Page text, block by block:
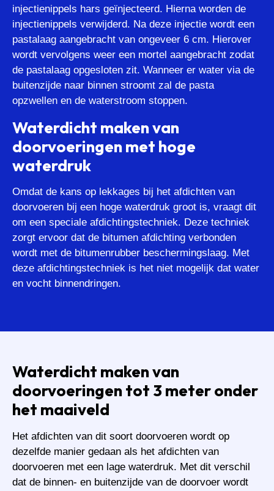
injectienippels hars geïnjecteerd. Hierna worden de
injectienippels verwijderd. Na deze injectie wordt een
pastalaag aangebracht van ongeveer 6 cm. Hierover
wordt vervolgens weer een mortel aangebracht zodat
de pastalaag opgesloten zit. Wanneer er water via de
buitenzijde naar binnen stroomt zal de pasta
opzwellen en de waterstroom stoppen.
Waterdicht maken van
doorvoeringen met hoge
waterdruk
Omdat de kans op lekkages bij het afdichten van
doorvoeren bij een hoge waterdruk groot is, vraagt dit
om een speciale afdichtingstechniek. Deze techniek
zorgt ervoor dat de bitumen afdichting verbonden
wordt met de bitumenrubber beschermingslaag. Met
deze afdichtingstechniek is het niet mogelijk dat water
en vocht binnendringen.
Waterdicht maken van
doorvoeringen tot 3 meter onder
het maaiveld
Het afdichten van dit soort doorvoeren wordt op
dezelfde manier gedaan als het afdichten van
doorvoeren met een lage waterdruk. Met dit verschil
dat de binnen- en buitenzijde van de doorvoer wordt